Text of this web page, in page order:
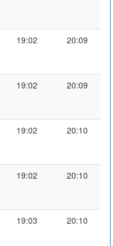
19:02 20:09
19:02 20:09
19:02 20:10
19:02 20:10
19:03 20:10